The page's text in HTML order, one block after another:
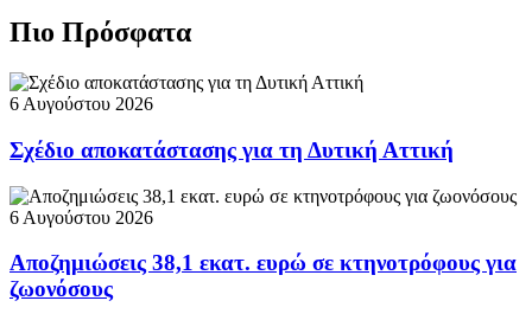
Πιο Πρόσφατα
6 Αυγούστου 2026
Σχέδιο αποκατάστασης για τη Δυτική Αττική
6 Αυγούστου 2026
Αποζημιώσεις 38,1 εκατ. ευρώ σε κτηνοτρόφους για
ζωονόσους